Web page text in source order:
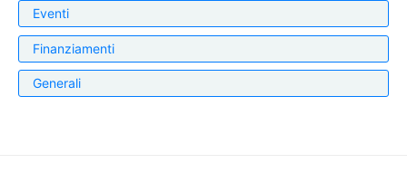
Eventi
Finanziamenti
Generali